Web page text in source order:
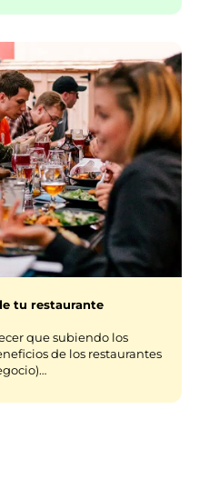
tu restaurante
que subiendo los
de los restaurantes